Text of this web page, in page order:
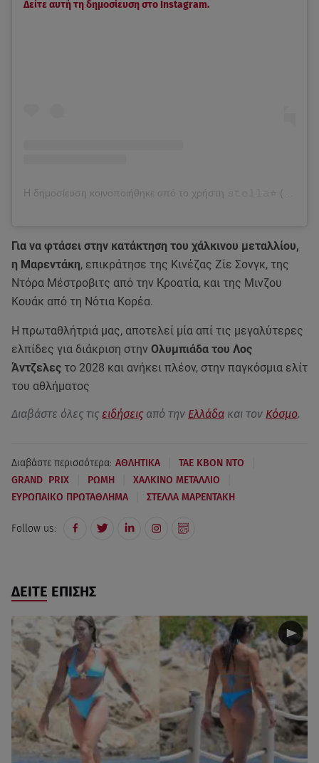
Δείτε αυτή τη δημοσίευση στο Instagram.
Για να φτάσει στην κατάκτηση του χάλκινου μεταλλίου,
η Μαρεντάκη, επικράτησε της Κινέζας Ζίε Σονγκ, της
Ντόρα Μέστροβιτς από την Κροατία, και της Μινζου
Κουάκ από τη Νότια Κορέα.
Η πρωταθλήτριά μας, αποτελεί μία απί τις μεγαλύτερες
ελπίδες για διάκριση στην Ολυμπιάδα του Λος
Άντζελες το 2028 και ανήκει πλέον, στην παγκόσμια ελίτ
του αθλήματος
Διαβάστε όλες τις ειδήσεις από την Ελλάδα και τον Κόσμο.
Διαβάστε περισσότερα: ΑΘΛΗΤΙΚΑ ΤΑΕ ΚΒΟΝ ΝΤΟ
GRAND PRIX ΡΩΜΗ ΧΑΛΚΙΝΟ ΜΕΤΑΛΛΙΟ
ΕΥΡΩΠΑΙΚΟ ΠΡΩΤΑΘΛΗΜΑ ΣΤΕΛΛΑ ΜΑΡΕΝΤΑΚΗ
Follow us:
ΔΕΙΤΕ ΕΠΙΣΗΣ